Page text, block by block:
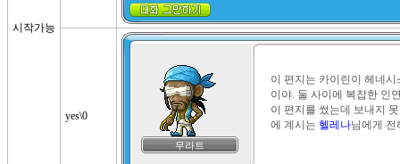
시작가능
yes\0
무라트
이 편지는 카이린이 헤네
이야. 둘 사이에 복잡한 인
이 편지를 썼는데 보내지
에 계시는 헬레나님에게 전